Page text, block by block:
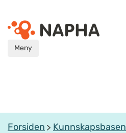
Meny
Forsiden
Kunnskapsbasen